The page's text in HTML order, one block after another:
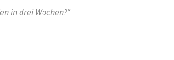
in drei Wochen?“